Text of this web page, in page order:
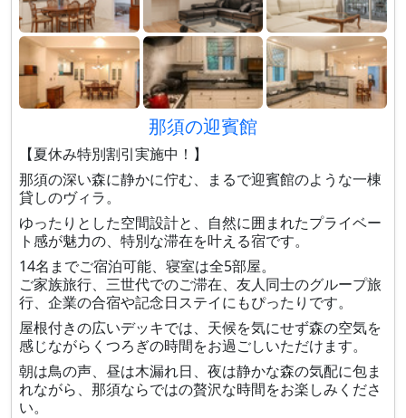
那須の迎賓館
【夏休み特別割引実施中！】
那須の深い森に静かに佇む、まるで迎賓館のような一棟
貸しのヴィラ。
ゆったりとした空間設計と、自然に囲まれたプライベー
ト感が魅力の、特別な滞在を叶える宿です。
14名までご宿泊可能、寝室は全5部屋。
ご家族旅行、三世代でのご滞在、友人同士のグループ旅
行、企業の合宿や記念日ステイにもぴったりです。
屋根付きの広いデッキでは、天候を気にせず森の空気を
感じながらくつろぎの時間をお過ごしいただけます。
朝は鳥の声、昼は木漏れ日、夜は静かな森の気配に包ま
れながら、那須ならではの贅沢な時間をお楽しみくださ
い。